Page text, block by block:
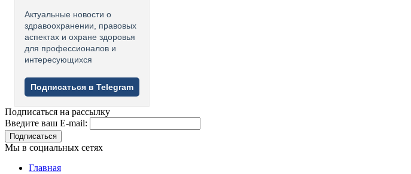
Актуальные новости о
здравоохранении, правовых
аспектах и охране здоровья
для профессионалов и
интересующихся
Подписаться в Telegram
Подписаться на рассылку
Введите ваш E-mail:
Подписаться
Мы в социальных сетях
Главная